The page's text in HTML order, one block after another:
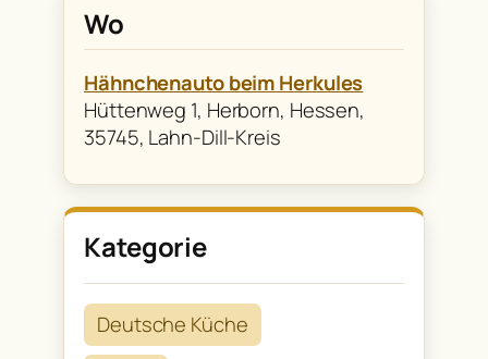
Wo
Hähnchenauto beim Herkules
Hüttenweg 1, Herborn, Hessen,
35745, Lahn-Dill-Kreis
Deutsche Küche